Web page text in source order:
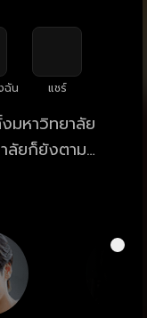
ฉัน แชร์
เหมือนเล่น
เกลียดขี้หน้า
กลายเป็น
ากแค่ไหน